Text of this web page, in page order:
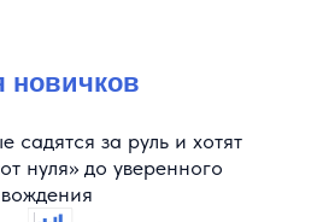
новичков
садятся за руль и хотят
нуля» до уверенного
вождения